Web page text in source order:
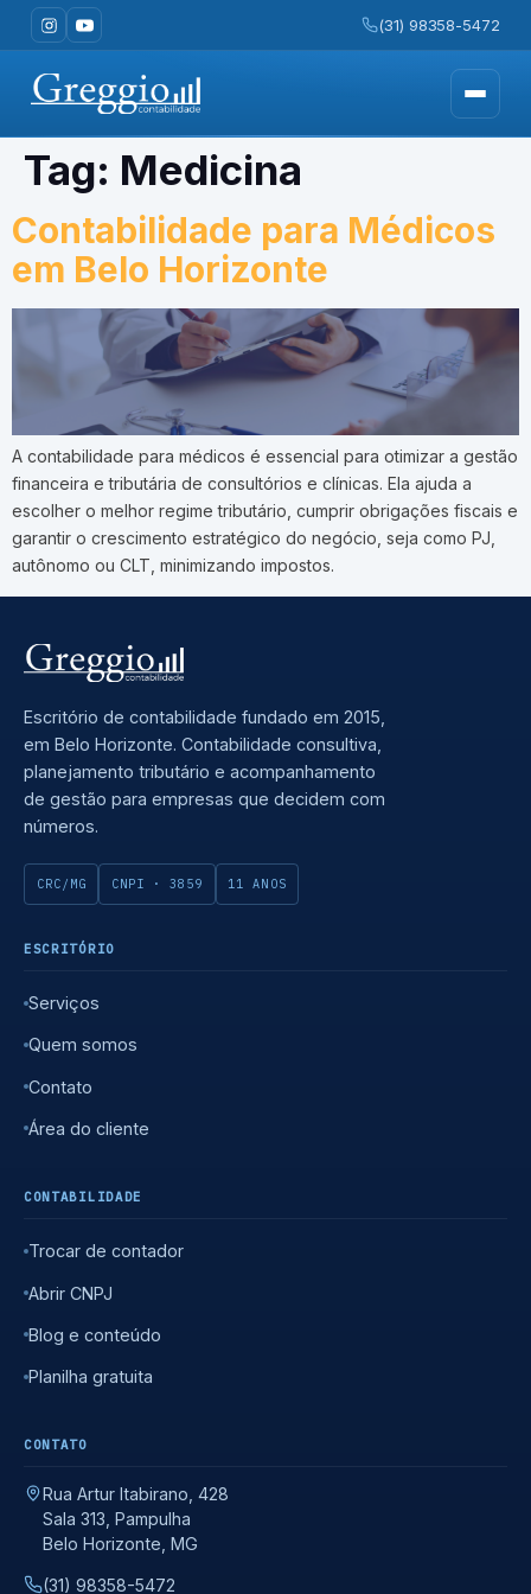
(31) 98358-5472
Tag: Medicina
Contabilidade para Médicos
em Belo Horizonte
A contabilidade para médicos é essencial para otimizar a gestão
financeira e tributária de consultórios e clínicas. Ela ajuda a
escolher o melhor regime tributário, cumprir obrigações fiscais e
garantir o crescimento estratégico do negócio, seja como PJ,
autônomo ou CLT, minimizando impostos.
Escritório de contabilidade fundado em 2015,
em Belo Horizonte. Contabilidade consultiva,
planejamento tributário e acompanhamento
de gestão para empresas que decidem com
números.
CRC/MG CNPI · 3859 11 ANOS
ESCRITÓRIO
Serviços
Quem somos
Contato
Área do cliente
CONTABILIDADE
Trocar de contador
Abrir CNPJ
Blog e conteúdo
Planilha gratuita
CONTATO
Rua Artur Itabirano, 428
Sala 313, Pampulha
Belo Horizonte, MG
(31) 98358-5472